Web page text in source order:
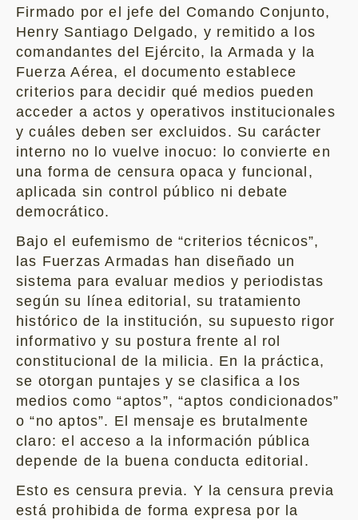
Firmado por el jefe del Comando Conjunto,
Henry Santiago Delgado, y remitido a los
comandantes del Ejército, la Armada y la
Fuerza Aérea, el documento establece
criterios para decidir qué medios pueden
acceder a actos y operativos institucionales
y cuáles deben ser excluidos. Su carácter
interno no lo vuelve inocuo: lo convierte en
una forma de censura opaca y funcional,
aplicada sin control público ni debate
democrático.
Bajo el eufemismo de “criterios técnicos”,
las Fuerzas Armadas han diseñado un
sistema para evaluar medios y periodistas
según su línea editorial, su tratamiento
histórico de la institución, su supuesto rigor
informativo y su postura frente al rol
constitucional de la milicia. En la práctica,
se otorgan puntajes y se clasifica a los
medios como “aptos”, “aptos condicionados”
o “no aptos”. El mensaje es brutalmente
claro: el acceso a la información pública
depende de la buena conducta editorial.
Esto es censura previa. Y la censura previa
está prohibida de forma expresa por la